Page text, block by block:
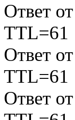
Ответ
TTL=61
Ответ
TTL=61
Ответ